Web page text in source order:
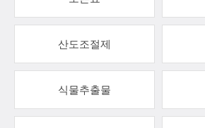
산도조절제
식물추출물